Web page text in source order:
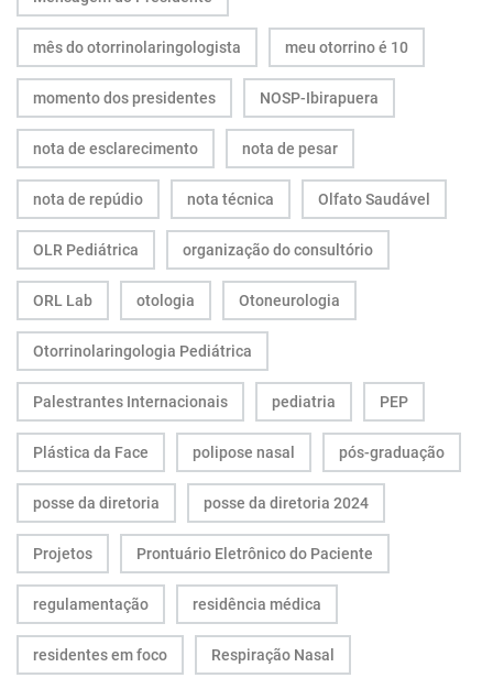
mês do otorrinolaringologista meu otorrino é 10
momento dos presidentes NOSP-Ibirapuera
nota de esclarecimento nota de pesar
nota de repúdio nota técnica Olfato Saudável
OLR Pediátrica organização do consultório
ORL Lab otologia Otoneurologia
Otorrinolaringologia Pediátrica
Palestrantes Internacionais pediatria PEP
Plástica da Face polipose nasal pós-graduação
posse da diretoria posse da diretoria 2024
Projetos Prontuário Eletrônico do Paciente
regulamentação residência médica
residentes em foco Respiração Nasal